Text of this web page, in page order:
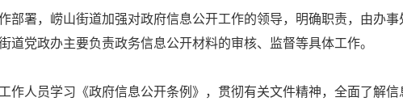
部署，崂山街道加强对政府信息公开工作的领导，明确职责，由办
党政办主要负责政务信息公开材料的审核、监督等具体工作。
作人员学习《政府信息公开条例》，贯彻有关文件精神，全面了解